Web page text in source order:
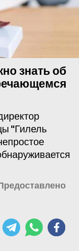
знать об
"Гилель